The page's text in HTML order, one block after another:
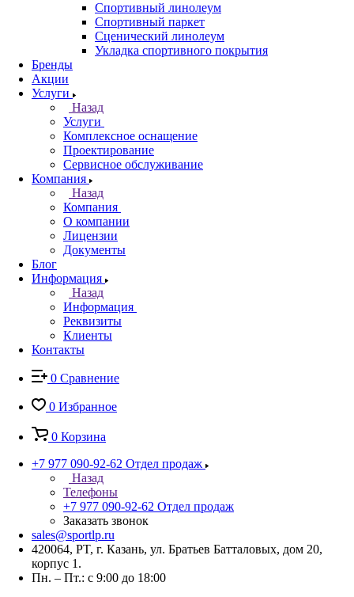
Спортивный линолеум
Спортивный паркет
Сценический линолеум
Укладка спортивного покрытия
Бренды
Акции
Услуги
Назад
Услуги
Комплексное оснащение
Проектирование
Сервисное обслуживание
Компания
Назад
Компания
О компании
Лицензии
Документы
Блог
Информация
Назад
Информация
Реквизиты
Клиенты
Контакты
0 Сравнение
0 Избранное
0 Корзина
+7 977 090-92-62 Отдел продаж
Назад
Телефоны
+7 977 090-92-62 Отдел продаж
Заказать звонок
sales@sportlp.ru
420064, PT, г. Казань, ул. Братьев Батталовых, дом 20,
корпус 1.
Пн. – Пт.: с 9:00 до 18:00